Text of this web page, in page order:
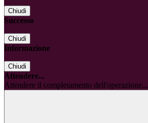
Chiudi
Successo
Chiudi
Informazione
Chiudi
Attendere...
Attendere il completamento dell'operazione...